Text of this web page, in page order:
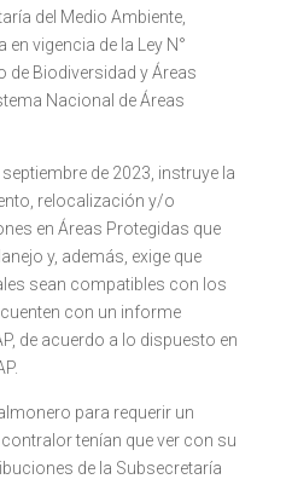
del Medio Ambiente,
vigencia de la Ley N°
de Biodiversidad y Áreas
Nacional de Áreas
de 2023, instruye la
relocalización y/o
en Áreas Protegidas que
y, además, exige que
sean compatibles con los
con un informe
de acuerdo a lo dispuesto en
para requerir un
tenían que ver con su
de la Subsecretaría